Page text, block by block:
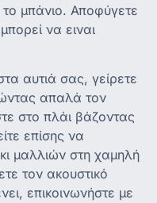
το μπάνιο. Αποφύγετε
να ειναι
αυτιά σας, γείρετε
απαλά τον
στο πλάι βάζοντας
επίσης να
μαλλιών στη χαμηλή
τον ακουστικό
επικοινωνήστε με